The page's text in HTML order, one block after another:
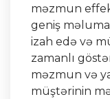
məzmun
geniş
izah edə və
zamanlı
məzmun və
müştərinin